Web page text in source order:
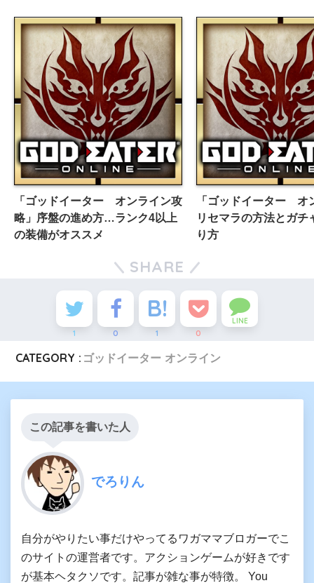
「ゴッドイーター オンライン攻
略」序盤の進め方…ランク4以上
の装備がオススメ
「ゴッドイーター オ
リセマラの方法とガチ
り方
SHARE
1 0 1 0
LINE
CATEGORY : ゴッドイーター オンライン
この記事を書いた人
でろりん
自分がやりたい事だけやってるワガママブロガーでこ
のサイトの運営者です。アクションゲームが好きです
が基本ヘタクソです。記事が雑な事が特徴。 You